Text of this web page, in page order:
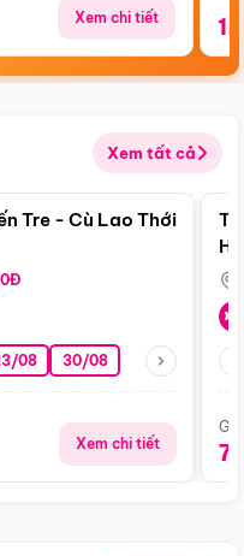
Xem chi tiết
Xem tất cả
Điểm nổi bật
Tre - Cù Lao Thới
08 30/08
Xem chi tiết